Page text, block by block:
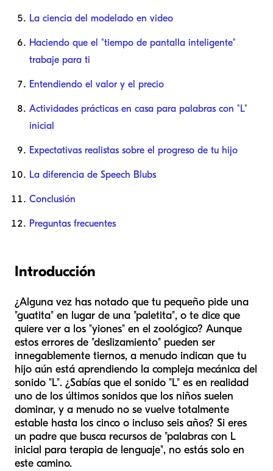
La ciencia del modelado en video
Haciendo que el "tiempo de pantalla inteligente"
trabaje para ti
Entendiendo el valor y el precio
Actividades prácticas en casa para palabras con "L"
inicial
Expectativas realistas sobre el progreso de tu hijo
La diferencia de Speech Blubs
Conclusión
Preguntas frecuentes
Introducción
¿Alguna vez has notado que tu pequeño pide una
"guatita" en lugar de una "paletita", o te dice que
quiere ver a los "yiones" en el zoológico? Aunque
estos errores de "deslizamiento" pueden ser
innegablemente tiernos, a menudo indican que tu
hijo aún está aprendiendo la compleja mecánica del
sonido "L". ¿Sabías que el sonido "L" es en realidad
uno de los últimos sonidos que los niños suelen
dominar, y a menudo no se vuelve totalmente
estable hasta los cinco o incluso seis años? Si eres
un padre que busca recursos de "palabras con L
inicial para terapia de lenguaje", no estás solo en
este camino.